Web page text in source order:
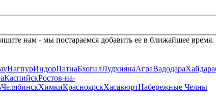
нам - мы постараемся добавить ее в ближайшее время.
НагпурИндорПатнаБхопалЛудхиянаАграВадодара
КаспийскРостов-на-
ЧелябинскХимкиКрасноярскХасавюртНабережные Челны